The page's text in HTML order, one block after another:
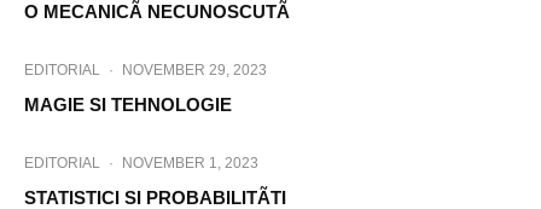
O MECANICÃ NECUNOSCUTÃ
EDITORIAL · NOVEMBER 29, 2023
MAGIE SI TEHNOLOGIE
EDITORIAL · NOVEMBER 1, 2023
STATISTICI SI PROBABILITÃTI